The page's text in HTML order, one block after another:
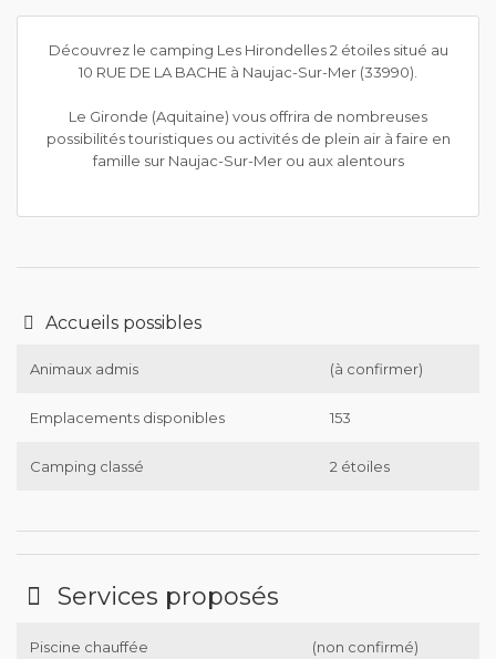
Découvrez le camping Les Hirondelles 2 étoiles situé au
10 RUE DE LA BACHE à Naujac-Sur-Mer (33990).
Le Gironde (Aquitaine) vous offrira de nombreuses
possibilités touristiques ou activités de plein air à faire en
famille sur Naujac-Sur-Mer ou aux alentours
Accueils possibles
Animaux admis (à confirmer)
Emplacements disponibles 153
Camping classé 2 étoiles
Services proposés
Piscine chauffée (non confirmé)